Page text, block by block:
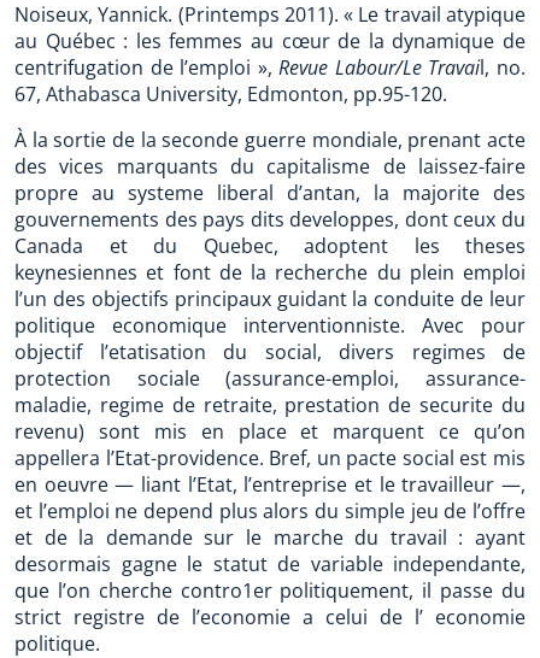
Noiseux, Yannick. (Printemps 2011). « Le travail atypique
au Québec : les femmes au cœur de la dynamique de
centrifugation de l’emploi »,Revue Labour/Le Travail, no.
67, Athabasca University, Edmonton, pp.95-120.
À la sortie de la seconde guerre mondiale, prenant acte
des vices marquants du capitalisme de laissez-faire
propre au systeme liberal d’antan, la majorite des
gouvernements des pays dits developpes, dont ceux du
Canada et du Quebec, adoptent les theses
keynesiennes et font de la recherche du plein emploi
l’un des objectifs principaux guidant la conduite de leur
politique economique interventionniste. Avec pour
objectif l’etatisation du social, divers regimes de
protection sociale (assurance-emploi, assurance-
maladie, regime de retraite, prestation de securite du
revenu) sont mis en place et marquent ce qu’on
appellera l’Etat-providence. Bref, un pacte social est mis
en oeuvre — liant l’Etat, l’entreprise et le travailleur —,
et l’emploi ne depend plus alors du simple jeu de l’offre
et de la demande sur le marche du travail : ayant
desormais gagne le statut de variable independante,
que l’on cherche contro1er politiquement, il passe du
strict registre de l’economie a celui de l’ economie
politique.